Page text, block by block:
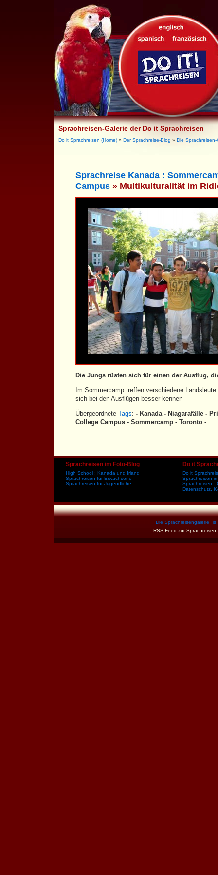
Sprachreisen-Galerie der Do it Sprachreisen
Do it Sprachreisen (Home) » Der Sprachreise-Blog » Die Sprachreisen-
Sprachreise Kanada :
Campus » Multikulturalität im
Die Jungs rüsten sich für einen der Ausflug,
Im Sommercamp treffen verschiedene
sich bei den Ausflügen besser kennen
Übergeordnete Tags: - Kanada - Niagarafälle -
College Campus - Sommercamp - Toronto -
Sprachreisen im Foto-Blog
High School : Kanada und Irland
Sprachreisen für Erwachsene
Sprachreisen für Jugendliche
Do it
Do it
Sprachreisen
Sprachreisen -
Datenschutz,
"Die Sprachreisengalerie" is
RSS-Feed zur